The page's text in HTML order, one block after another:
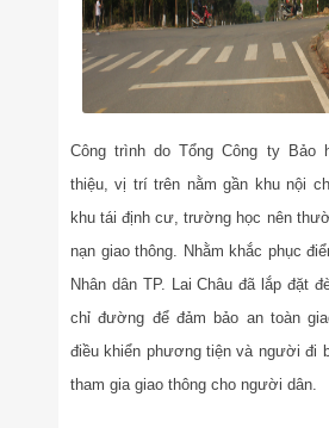
Công trình do Tổng Công ty Bảo
thiệu, vị trí trên nằm gần khu nội
khu tái định cư, trường học nên
nạn giao thông. Nhằm khắc phục
Nhân dân TP. Lai Châu đã lắp đặt
chỉ đường để đảm bảo an toàn
điều khiển phương tiện và người đi
tham gia giao thông cho người dân.